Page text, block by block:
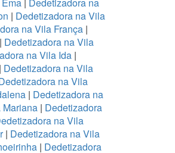
| Dedetizadora na Vila
na Vila França |
| Dedetizadora na Vila
na Vila Ida|
| Dedetizadora na Vila
na Vila
| Dedetizadora na
| Dedetizadora
na Vila
| Dedetizadora na Vila
| Dedetizadora